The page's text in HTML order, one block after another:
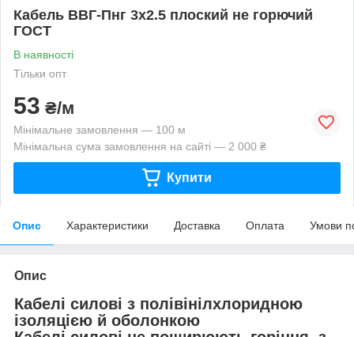
Кабель ВВГ-Пнг 3х2.5 плоский не горючий
ГОСТ
В наявності
Тільки опт
53 ₴/м
Мінімальне замовлення — 100 м
Мінімальна сума замовлення на сайті — 2 000 ₴
Купити
Опис Характеристики Доставка Оплата Умови
Опис
Кабелі силові з полівінілхлоридною
ізоляцією й оболонкою